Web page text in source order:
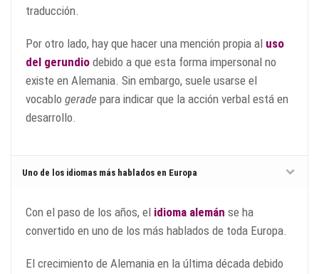
traducción.
Por otro lado, hay que hacer una mención propia al uso
del gerundio debido a que esta forma impersonal no
existe en Alemania. Sin embargo, suele usarse el
vocablo gerade para indicar que la acción verbal está en
desarrollo.
Uno de los idiomas más hablados en Europa
Con el paso de los años, el idioma alemán se ha
convertido en uno de los más hablados de toda Europa.
El crecimiento de Alemania en la última década debido